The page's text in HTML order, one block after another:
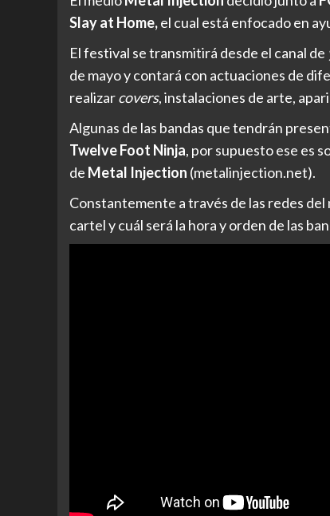
Slay at Home,el cual está enfocado en
El festival se transmitirá desde el canal de
de mayo y contará con actuaciones de
realizarcovers, instalaciones de arte,
Algunas de las bandas que tendrán
Twelve Foot Ninja, por supuesto ese es
de Metal Injection (metalinjection.net).
Constantemente a través de las redes
cartel y cuál será la hora y orden de las